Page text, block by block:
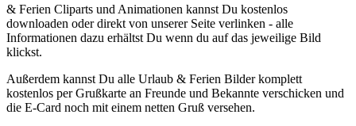
& Ferien Cliparts und Animationen kannst Du kostenlos
downloaden oder direkt von unserer Seite verlinken - alle
Informationen dazu erhältst Du wenn du auf das jeweilige Bild
klickst.
Außerdem kannst Du alle Urlaub & Ferien Bilder komplett
kostenlos per Grußkarte an Freunde und Bekannte verschicken und
die E-Card noch mit einem netten Gruß versehen.